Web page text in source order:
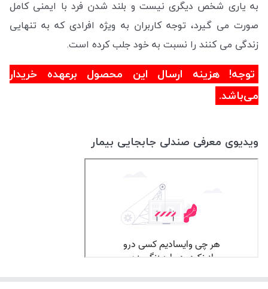
به یاری شخص دیگری نیست و بلند شدن فرد با ایمنی کامل
صورت می گیرد، توجه کاربران به ویژه افرادی که به تنهایی
زندگی می کنند را نسبت به خود جلب کرده است.
توجه! هزینه ارسال این محصول برعهده خریدار
می‌باشد.
ویدیوی معرفی صندلی جابجایی بیمار